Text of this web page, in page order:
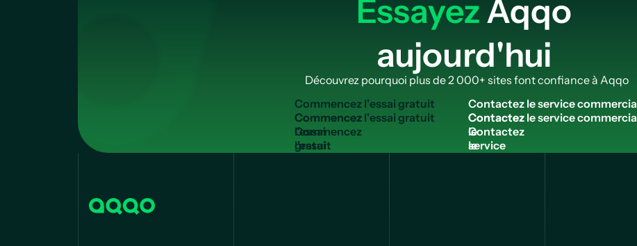
EssayezAqqo
aujourd'hui
Découvrez pourquoi plus de 2 000+ sites font confiance à Aqqo
Commencez l'essaigratuit
Commencez
l'essai
gratuit
Contactez leservicecommercia
Contactez
le
service